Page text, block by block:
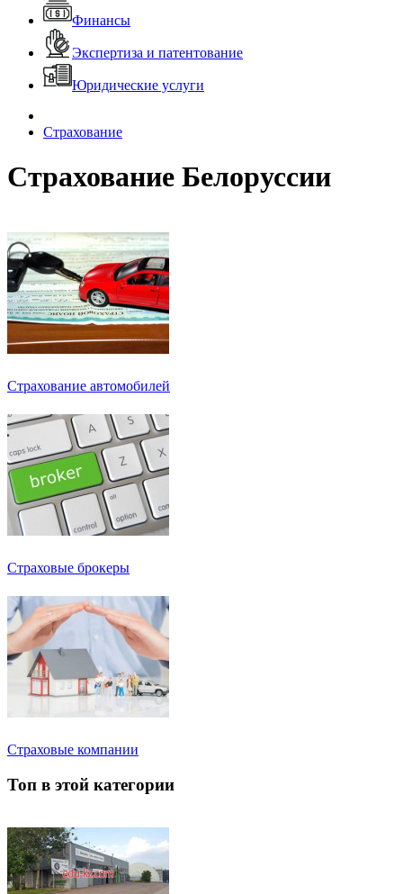
Финансы
Экспертиза и патентование
Юридические услуги
Страхование
Страхование Белоруссии
Страхование автомобилей
Страховые брокеры
Страховые компании
Топ в этой категории